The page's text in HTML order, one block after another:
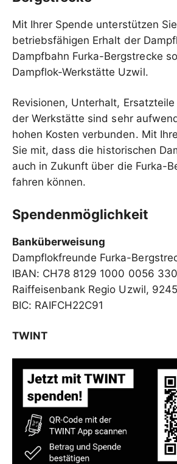
Mit Ihrer Spende unterstützen
betriebsfähigen Erhalt der
Dampfbahn Furka-Bergstrecke
Dampflok-Werkstätte Uzwil.
Revisionen, Unterhalt,
der Werkstätte sind sehr
hohen Kosten verbunden. Mit
Sie mit, dass die historischen
auch in Zukunft über die Furka-
fahren können.
Spendenmöglichkeit
Banküberweisung
Dampflokfreunde Furka-
IBAN: CH78 8129 1000 0056
Raiffeisenbank Regio Uzwil,
BIC: RAIFCH22C91
TWINT